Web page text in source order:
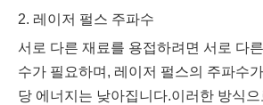
2. 레이저 펄스 주파수
서로 다른 재료를 용접하려면 서로 다
수가 필요하며, 레이저 펄스의 주파수
당 에너지는 낮아집니다.이러한 방식으